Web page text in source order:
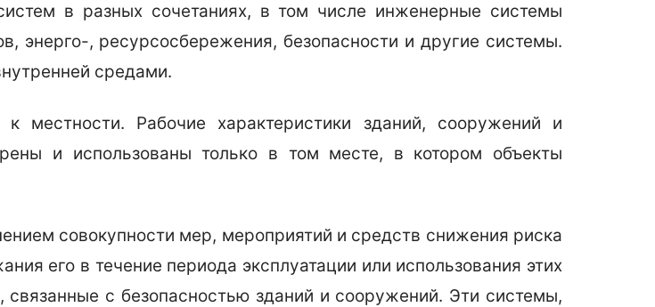
в разных сочетаниях, в том числе инженерные системы
энерго-, ресурсосбережения, безопасности и другие системы.
средами.
местности. Рабочие характеристики зданий, сооружений и
и использованы только в том месте, в котором объекты
совокупности мер, мероприятий и средств снижения риска
его в течение периода эксплуатации или использования этих
с безопасностью зданий и сооружений. Эти системы,